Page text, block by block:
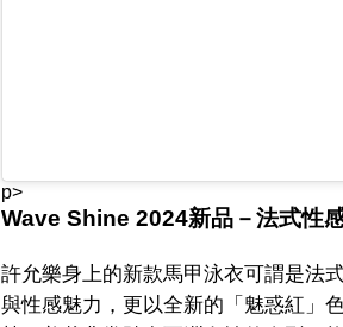
p>
Wave Shine 2024新品－法式性
許允樂身上的新款馬甲泳衣可謂是法
與性感魅力，更以全新的「魅惑紅」